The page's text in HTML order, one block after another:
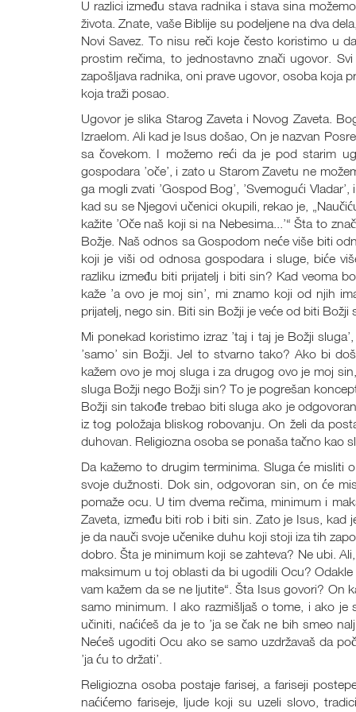
U razlici između stava radnika i stava sina
života. Znate, vaše Biblije su podeljene na dva
Novi Savez. To nisu reči koje često koristimo u
prostim rečima, to jednostavno znači ugovor.
zapošljava radnika, oni prave ugovor, osoba koja
koja traži posao.
Ugovor je slika Starog Zaveta i Novog Zaveta.
Izraelom. Ali kad je Isus došao, On je nazvan
sa čovekom. I možemo reći da je pod starim
gospodara ’oče’, i zato u Starom Zavetu ne
ga mogli zvati ’Gospod Bog’, ’Svemogući
kad su se Njegovi učenici okupili, rekao je,
kažite ’Oče naš koji si na Nebesima...’“ Šta to
Božje. Naš odnos sa Gospodom neće više biti
koji je viši od odnosa gospodara i sluge, biće
razliku između biti prijatelj i biti sin? Kad veoma
kaže ’a ovo je moj sin’, mi znamo koji od njih
prijatelj, nego sin. Biti sin Božji je veće od biti Božji
Mi ponekad koristimo izraz ’taj i taj je Božji
’samo’ sin Božji. Jel to stvarno tako? Ako bi
kažem ovo je moj sluga i za drugog ovo je moj
sluga Božji nego Božji sin? To je pogrešan
Božji sin takođe trebao biti sluga ako je
iz tog položaja bliskog robovanju. On želi da
duhovan. Religiozna osoba se ponaša tačno kao
Da kažemo to drugim terminima. Sluga će
svoje dužnosti. Dok sin, odgovoran sin, on će
pomaže ocu. U tim dvema rečima, minimum i
Zaveta, između biti rob i biti sin. Zato je Isus,
je da nauči svoje učenike duhu koji stoji iza tih
dobro. Šta je minimum koji se zahteva? Ne ubi.
maksimum u toj oblasti da bi ugodili Ocu?
vam kažem da se ne ljutite“. Šta Isus govori? On
samo minimum. I ako razmišljaš o tome, i ako
učiniti, naćićeš da je to ’ja se čak ne bih smeo
Nećeš ugoditi Ocu ako se samo uzdržavaš da
’ja ću to držati’.
Religiozna osoba postaje farisej, a fariseji
naćićemo fariseje, ljude koji su uzeli slovo,